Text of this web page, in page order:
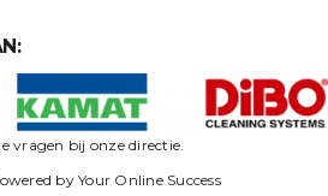
vragen bij onze directie.
by Your Online Success